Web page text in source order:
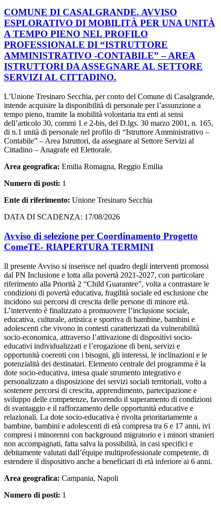
COMUNE DI CASALGRANDE. AVVISO
ESPLORATIVO DI MOBILITÀ PER UNA UNITÀ
A TEMPO PIENO NEL PROFILO
PROFESSIONALE DI “ISTRUTTORE
AMMINISTRATIVO -CONTABILE” – AREA
ISTRUTTORI DA ASSEGNARE AL SETTORE
SERVIZI AL CITTADINO.
L’Unione Tresinaro Secchia, per conto del Comune di Casalgrande,
intende acquisire la disponibilità di personale per l’assunzione a
tempo pieno, tramite la mobilità volontaria tra enti ai sensi
dell’articolo 30, commi 1 e 2-bis, del D.lgs. 30 marzo 2001, n. 165,
di n.1 unità di personale nel profilo di “Istruttore Amministrativo –
Contabile” – Area Istruttori, da assegnare al Settore Servizi al
Cittadino – Anagrafe ed Elettorale.
Area geografica: Emilia Romagna, Reggio Emilia
Numero di posti: 1
Ente di riferimento: Unione Tresinaro Secchia
DATA DI SCADENZA: 17/08/2026
Avviso di selezione per Coordinamento Progetto
ComeTE- RIAPERTURA TERMINI
Il presente Avviso si inserisce nel quadro degli interventi promossi
dal PN Inclusione e lotta alla povertà 2021-2027, con particolare
riferimento alla Priorità 2 “Child Guarantee”, volta a contrastare le
condizioni di povertà educativa, fragilità sociale ed esclusione che
incidono sui percorsi di crescita delle persone di minore età.
L’intervento è finalizzato a promuovere l’inclusione sociale,
educativa, culturale, artistica e sportiva di bambine, bambini e
adolescenti che vivono in contesti caratterizzati da vulnerabilità
socio-economica, attraverso l’attivazione di dispositivi socio-
educativi individualizzati e l’erogazione di beni, servizi e
opportunità coerenti con i bisogni, gli interessi, le inclinazioni e le
potenzialità dei destinatari. Elemento centrale del programma è la
dote socio-educativa, intesa quale strumento integrativo e
personalizzato a disposizione dei servizi sociali territoriali, volto a
sostenere percorsi di crescita, apprendimento, partecipazione e
sviluppo delle competenze, favorendo il superamento di condizioni
di svantaggio e il rafforzamento delle opportunità educative e
relazionali. La dote socio-educativa è rivolta prioritariamente a
bambine, bambini e adolescenti di età compresa tra 6 e 17 anni, ivi
compresi i minorenni con background migratorio e i minori stranieri
non accompagnati, fatta salva la possibilità, in casi specifici e
debitamente valutati dall’équipe multiprofessionale competente, di
estendere il dispositivo anche a beneficiari di età inferiore ai 6 anni.
Area geografica: Campania, Napoli
Numero di posti: 1